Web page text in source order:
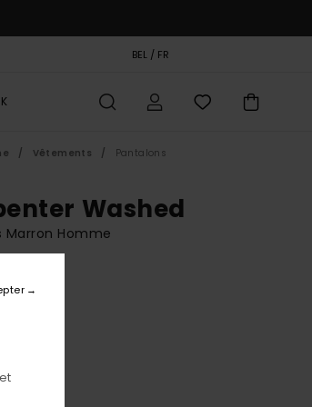
BEL / FR
Vêtements Pantalons
Washed
Marron Homme